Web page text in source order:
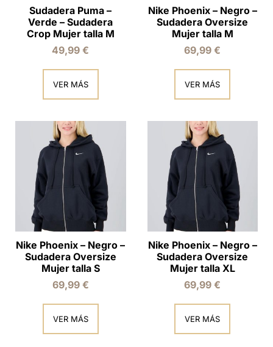
Sudadera Puma –
Verde – Sudadera
Crop Mujer talla M
49,99€
VER MÁS
Nike Phoenix – Negro –
Sudadera Oversize
Mujer talla M
69,99€
VER MÁS
Nike Phoenix – Negro –
Sudadera Oversize
Mujer talla S
69,99 €
VER MÁS
Nike Phoenix – Negro –
Sudadera Oversize
Mujer talla XL
69,99€
VER MÁS